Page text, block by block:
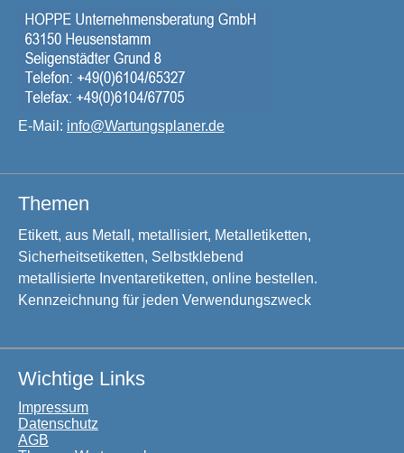
E-Mail: info@Wartungsplaner.de
Themen
Etikett, aus Metall, metallisiert, Metalletiketten,
Sicherheitsetiketten, Selbstklebend
metallisierte Inventaretiketten, online bestellen.
Kennzeichnung für jeden Verwendungszweck
Wichtige Links
Impressum
Datenschutz
AGB